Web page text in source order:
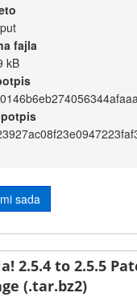
fajla
kB
potpis
sada
2.5.4 to 2.5.5
(.tar.bz2)